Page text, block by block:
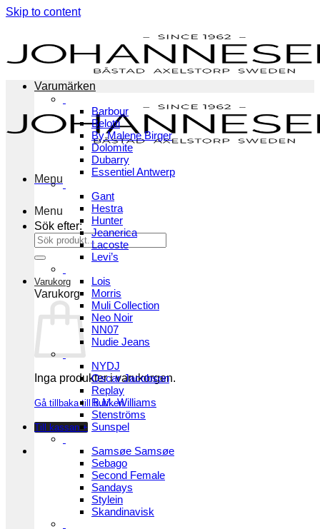
Skip to content
Menu
Menu
Sök efter:
Varukorg
Varukorg
Inga produkter i varukorgen.
Gå tillbaka till butiken
Till kassan +
Varumärken
Barbour
Belotti
By Malene Birger
Dolomite
Dubarry
Essentiel Antwerp
Gant
Hestra
Hunter
Jeanerica
Lacoste
Levi’s
Lois
Morris
Muli Collection
Neo Noir
NN07
Nudie Jeans
NYDJ
Oscar Jacobson
Replay
R.M. Williams
Stenströms
Sunspel
Samsøe Samsøe
Sebago
Second Female
Sandays
Stylein
Skandinavisk